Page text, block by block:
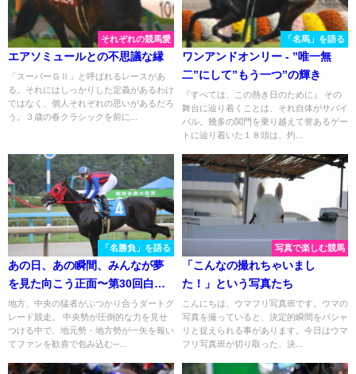
それぞれの競馬愛
エアソミュールとの不思議な縁
「スーパーＧⅡ」と呼ばれるレースがあ
る。それにはしっかりした定義があるわけ
ではなく、個人それぞれの思いがあるだろ
う。３歳の春クラシックを前に...
「名馬」を語る
ワンアンドオンリー - ”唯一無
二”にして”もう一つ”の輝き
『すべては、この熱き日のために』 その
舞台に辿り着くことは、それ自体がサバイ
バル。幾多の関門を乗り越えて誉あるゲー
トに辿り着いた１８頭は、灼...
「名勝負」を語る
あの日、あの瞬間、みんなが夢
を見た向こう正面〜第30回白山
大賞典〜
地方、中央の猛者がぶつかり合うダートグ
レード競走。 中央勢が圧倒的な力を見せ
つける中で、地元勢・地方勢が一矢を報い
てファンを歓喜で包み込む─...
写真で楽しむ競馬
「こんなの撮れちゃいまし
た！」という写真たち
こんにちは、ウマフリ写真班です。ウマの
写真を撮っていると、決定的瞬間をパシャ
リと捉えられる事があります。今日はウマ
フリ写真班が切り取った、決...